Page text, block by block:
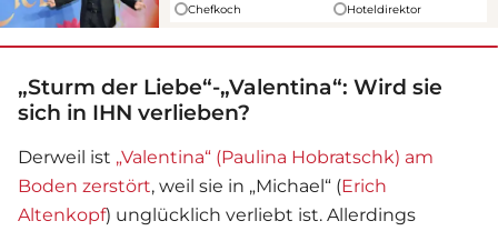
Chefkoch Hoteldirektor
„Sturm der Liebe“-„Valentina“: Wird sie
sich in IHN verlieben?
Derweil ist „Valentina“ (Paulina Hobratschk) am
Boden zerstört, weil sie in „Michael“ (Erich
Altenkopf) unglücklich verliebt ist. Allerdings